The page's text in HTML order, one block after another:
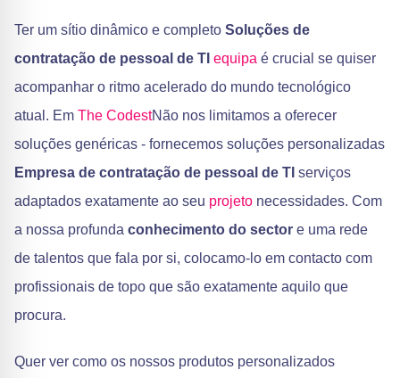
Ter um sítio dinâmico e completo Soluções de
contratação de pessoal de TI equipa é crucial se quiser
acompanhar o ritmo acelerado do mundo tecnológico
atual. Em The CodestNão nos limitamos a oferecer
soluções genéricas - fornecemos soluções personalizadas
Empresa de contratação de pessoal de TI serviços
adaptados exatamente ao seu projeto necessidades. Com
a nossa profunda conhecimento do sector e uma rede
de talentos que fala por si, colocamo-lo em contacto com
profissionais de topo que são exatamente aquilo que
procura.
Quer ver como os nossos produtos personalizados